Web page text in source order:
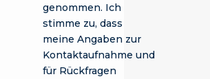
genommen. Ich
stimme zu, dass
meine Angaben zur
Kontaktaufnahme und
für Rückfragen